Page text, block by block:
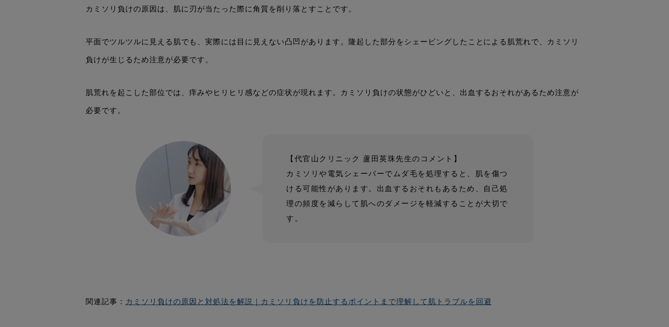
カミソリ負けの原因は、肌に刃が当たった際に角質を削り落とすことです。
平面でツルツルに見える肌でも、実際には目に見えない凸凹があります。隆起した部分をシェービングしたことによる肌荒れで、カミソリ
負けが生じるため注意が必要です。
肌荒れを起こした部位では、痒みやヒリヒリ感などの症状が現れます。カミソリ負けの状態がひどいと、出血するおそれがあるため注意が
必要です。
【代官山クリニック 蘆田英珠先生のコメント】
カミソリや電気シェーバーでムダ毛を処理すると、肌を傷つ
ける可能性があります。出血するおそれもあるため、自己処
理の頻度を減らして肌へのダメージを軽減することが大切で
す。
関連記事： カミソリ負けの原因と対処法を解説｜カミソリ負けを防止するポイントまで理解して肌トラブルを回避